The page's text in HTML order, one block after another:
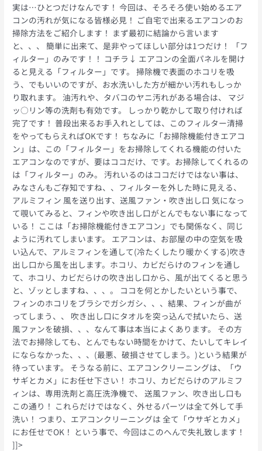
実は…ひとつだけなんです！ 今回は、そろそろ使い始めるエア
コンの汚れが気になる皆様必見！ ご自宅で出来るエアコンのお
掃除方法をご紹介します！ まず最初に結論から言います
と、、、 簡単に出来て、是非やってほしい部分は1つだけ！ 「フ
ィルター」のみです！！ コチラ↓ エアコンの全面パネルを開け
ると見える「フィルター」です。 掃除機で表面のホコリを吸
う、でもいいのですが、お水洗いした方が細かい汚れもしっか
り取れます。 油汚れや、タバコのヤニ汚れがある場合は、 マジ
ッ○リン等の洗剤も有効です。 しっかり乾かして取り付ければ
完了です！ 普段出来るお手入れとしては、このフィルター清掃
をやってもらえればOKです！ ちなみに「お掃除機能付きエアコ
ン」は、この「フィルター」をお掃除してくれる機能の付いた
エアコンなのですが、要はココだけ、です。お掃除してくれるの
は「フィルター」のみ。 汚れいるのはココだけではない事は、
みなさんもご存知ですね、、フィルターを外した時に見える、
アルミフィン 風を送り出す、送風ファン・吹き出し口 気になっ
て覗いてみると、フィンや吹き出し口がとんでもない事になって
いる！ ここは「お掃除機能付きエアコン」でも関係なく、同じ
ように汚れてしまいます。 エアコンは、お部屋の中の空気を吸
い込んで、アルミフィンを通して(冷たくしたり暖かくする)吹き
出し口から風を出します。ホコリ、カビだらけのフィンを通し
て、ホコリ、カビだらけの吹き出し口から、風が出てくると思う
と、ゾッとしますね、、、。 ココを何とかしたいという事で、
フィンのホコリをブラシでガシガシ、、、結果、フィンが曲が
ってしまう、、 吹き出し口にタオルを突っ込んで拭いたら、送
風ファンを破損、、、なんて事は本当によくあります。 その方
法でお掃除しても、とんでもない時間をかけて、たいしてキレイ
にならなかった、、、(最悪、破損させてしまう。)という結果が
待っています。 そうなる前に、エアコンクリーニングは、「ウ
サギとカメ」にお任せ下さい！ ホコリ、カビだらけのアルミフ
ィンは、専用洗剤と高圧洗浄機で、 送風ファン、吹き出し口も
この通り！ これらだけではなく、外せるパーツは全て外して手
洗い！ つまり、エアコンクリーニングは 全て「ウサギとカメ」
にお任せでOK！ という事で、今回はこのへんで失礼致します！
]]>